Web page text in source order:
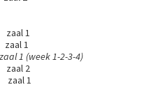
zaal 1
zaal 1
(week 1-2-3-4)
zaal 2
13+ zaal 1